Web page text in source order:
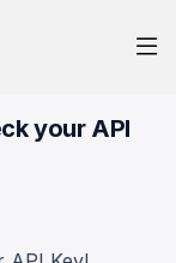
your API